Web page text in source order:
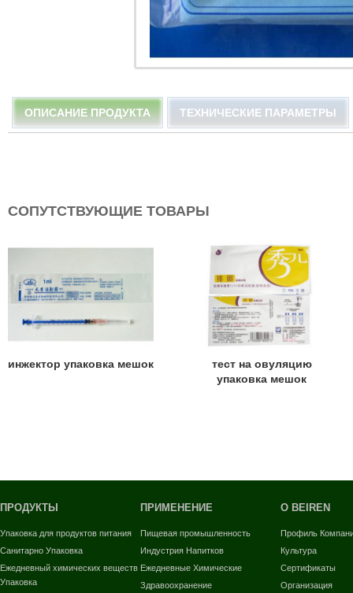
ОПИСАНИЕ ПРОДУКТА ТЕХНИЧЕСКИЕ ПАРАМЕТРЫ
СОПУТСТВУЮЩИЕ ТОВАРЫ
инжектор упаковка мешок
тест на овуляцию
упаковка мешок
ПРОДУКТЫ
Упаковка для продуктов питания
Санитарно Упаковка
Ежедневный химических веществ
Упаковка
ПРИМЕНЕНИЕ
Пищевая промышленность
Индустрия Напитков
Ежедневные Химические
Здравоохранение
О BEIREN
Профиль
Культура
Сертификаты
Организация